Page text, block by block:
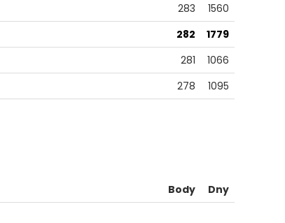
283
1560
282
1779
281
1066
278
1095
Body
Dny